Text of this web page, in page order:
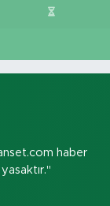
haber